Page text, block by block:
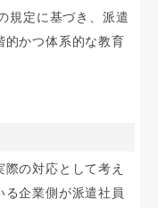
規定に基づき、派遣
的かつ体系的な教育
の対応として考え
企業側が派遣社員